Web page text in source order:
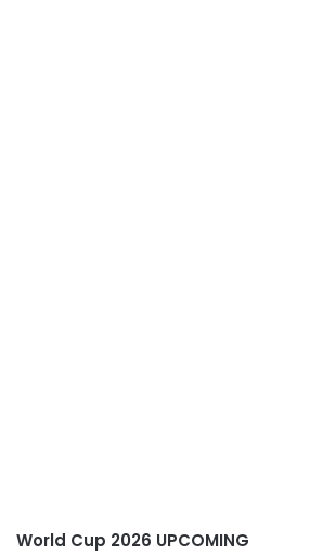
World Cup 2026 UPCOMING